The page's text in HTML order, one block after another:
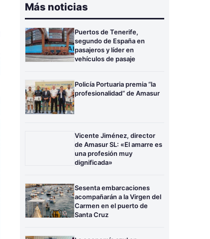
Más noticias
Puertos de Tenerife,
segundo de España en
pasajeros y líder en
vehículos de pasaje
Policía Portuaria premia “la
profesionalidad” de Amasur
Vicente Jiménez, director
de Amasur SL: «El amarre es
una profesión muy
dignificada»
Sesenta embarcaciones
acompañarán a la Virgen del
Carmen en el puerto de
Santa Cruz